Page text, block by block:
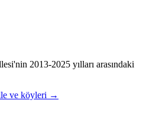
2013-2025 yılları arasındaki
ve köyleri →